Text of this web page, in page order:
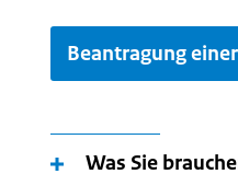
Beantragung
Was Sie